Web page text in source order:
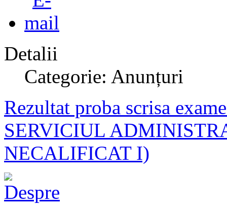
Detalii
Categorie: Anunțuri
Rezultat proba scrisa
SERVICIUL
NECALIFICAT I)